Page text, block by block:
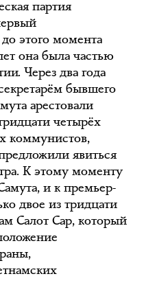
партия
этого момента
она была частью
Через два года
бывшего
арестовали
четырёх
коммунистов,
явиться
К этому моменту
и к премьер-
двое из тридцати
Салот Сар, который